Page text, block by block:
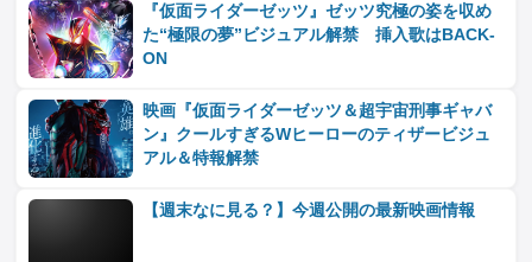
『仮面ライダーゼッツ』ゼッツ究極の姿を収め
た“極限の夢”ビジュアル解禁 挿入歌はBACK-
ON
映画『仮面ライダーゼッツ＆超宇宙刑事ギャバ
ン』クールすぎるWヒーローのティザービジュ
アル＆特報解禁
【週末なに見る？】今週公開の最新映画情報